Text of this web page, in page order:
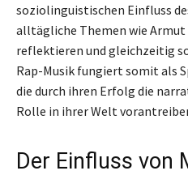
soziolinguistischen Einfluss
alltägliche Themen wie Armut
reflektieren und gleichzeitig
Rap-Musik fungiert somit als
die durch ihren Erfolg die
Rolle in ihrer Welt
Der Einfluss von